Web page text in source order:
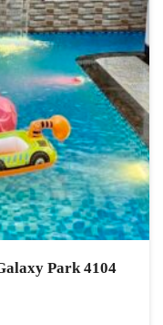
Park 4104